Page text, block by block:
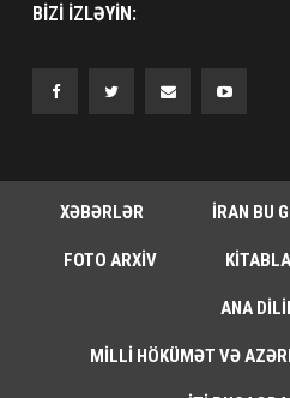
BIZI IZLƏYIN:
XƏBƏRLƏR İRAN BU
FOTO ARXIV
ANA
MILLI HÖKÜMƏT VƏ